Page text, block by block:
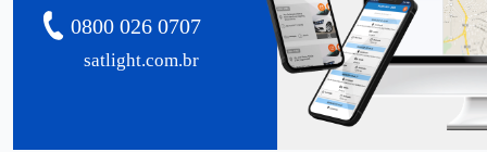
satlight.com.br
0800 026 0707